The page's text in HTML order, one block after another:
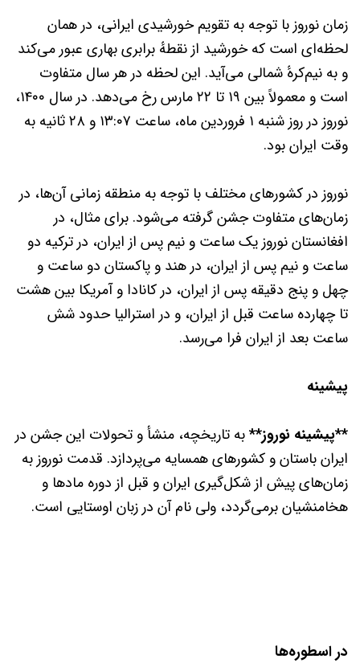
زمان نوروز با توجه به تقویم خورشیدی ایرانی، در همان
لحظه‌ای است که خورشید از نقطهٔ برابری بهاری عبور می‌کند
و به نیم‌کرهٔ شمالی می‌آید. این لحظه در هر سال متفاوت
است و معمولاً بین ۱۹ تا ۲۲ مارس رخ می‌دهد. در سال ۱۴۰۰،
نوروز در روز شنبه ۱ فروردین ماه، ساعت ۱۳:۰۷ و ۲۸ ثانیه به
وقت ایران بود.
نوروز در کشورهای مختلف با توجه به منطقه زمانی آن‌ها، در
زمان‌های متفاوت جشن گرفته می‌شود. برای مثال، در
افغانستان نوروز یک ساعت و نیم پس از ایران، در ترکیه دو
ساعت و نیم پس از ایران، در هند و پاکستان دو ساعت و
چهل و پنج دقیقه پس از ایران، در کانادا و آمریکا بین هشت
تا چهارده ساعت قبل از ایران، و در استرالیا حدود شش
ساعت بعد از ایران فرا می‌رسد.
پیشینه
**پیشینه نوروز**به تاریخچه، منشأ و تحولات این جشن در
ایران باستان و کشورهای همسایه می‌پردازد. قدمت نوروز به
زمان‌های پیش از شکل‌گیری ایران و قبل از دوره مادها و
هخامنشیان برمی‌گردد، ولی نام آن در زبان اوستایی است.
در اسطوره‌ها